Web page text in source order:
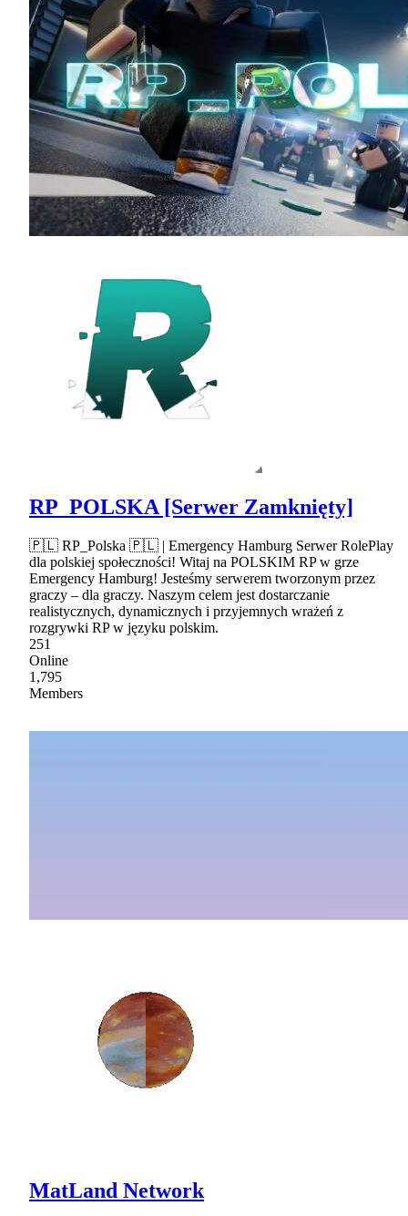
RP_POLSKA [Serwer Zamknięty]
🇵🇱 RP_Polska 🇵🇱 | Emergency Hamburg Serwer RolePlay
dla polskiej społeczności! Witaj na POLSKIM RP w grze
Emergency Hamburg! Jesteśmy serwerem tworzonym przez
graczy – dla graczy. Naszym celem jest dostarczanie
realistycznych, dynamicznych i przyjemnych wrażeń z
rozgrywki RP w języku polskim.
251
Online
1,795
Members
MatLand Network